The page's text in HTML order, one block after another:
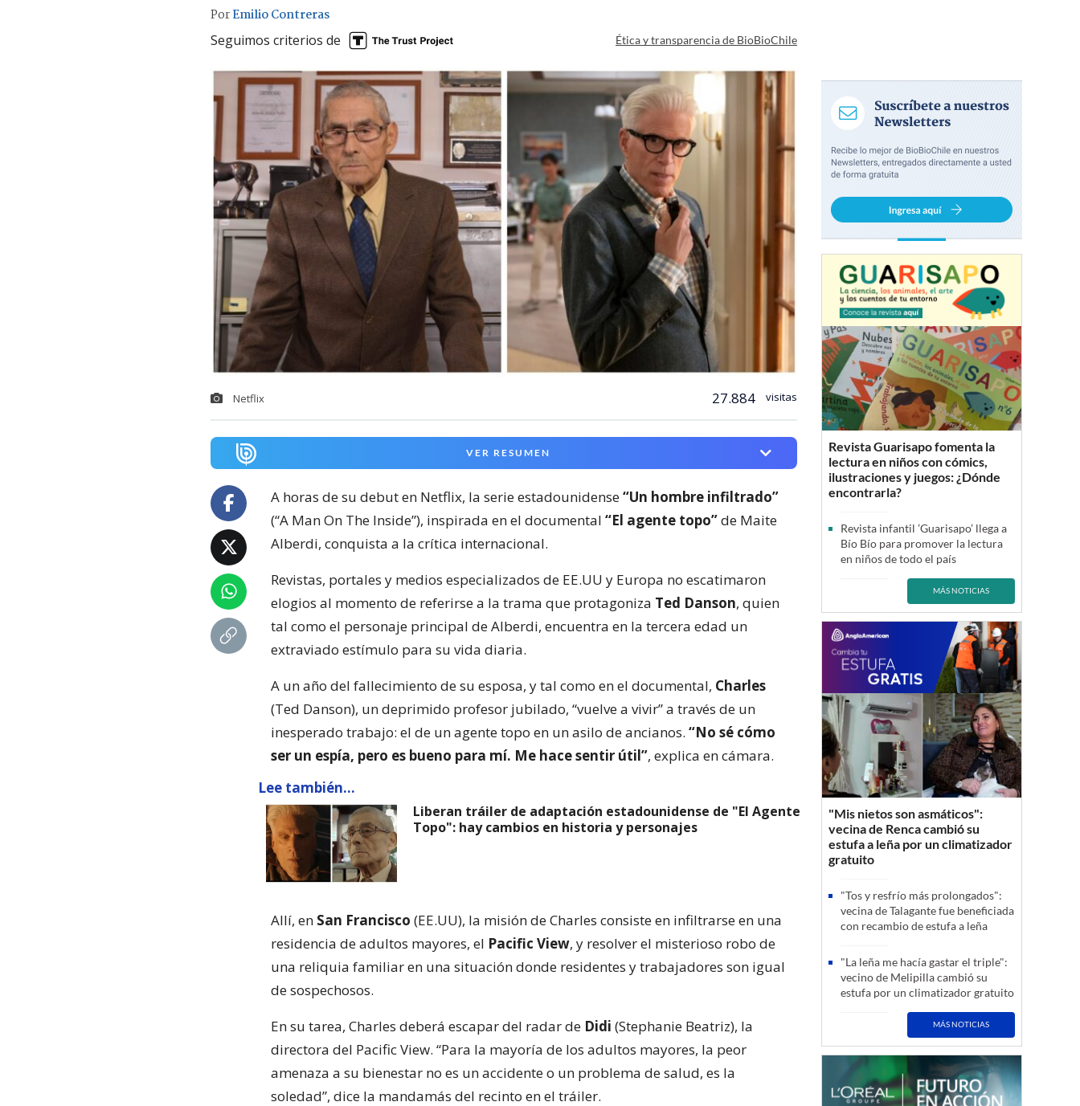
PorEmilio Contreras
Seguimos criterios de Ética y transparencia de BioBioChile
Netflix 27.884 visitas
VER RESUMEN
A horas de su debut en Netflix, la serie estadounidense“Un hombre infiltrado”
(“A Man On The Inside”), inspirada en el documental “El agente topo”de Maite
Alberdi, conquista a la crítica internacional.
Revistas, portales y medios especializados de EE.UU y Europa no escatimaron
elogios al momento de referirse a la trama que protagoniza Ted Danson, quien
tal como el personaje principal de Alberdi, encuentra en la tercera edad un
extraviado estímulo para su vida diaria.
A un año del fallecimiento de su esposa, y tal como en el documental, Charles
(Ted Danson), un deprimido profesor jubilado, “vuelve a vivir” a través de un
inesperado trabajo: el de un agente topo en un asilo de ancianos. “No sé cómo
ser un espía, pero es bueno para mí. Me hace sentir útil”, explica en cámara.
Lee también...
Liberan tráiler de adaptación estadounidense de "El Agente
Topo": hay cambios en historia y personajes
Allí, en San Francisco (EE.UU), la misión de Charles consiste en infiltrarse en una
residencia de adultos mayores, el Pacific View, y resolver el misterioso robo de
una reliquia familiar en una situación donde residentes y trabajadores son igual
de sospechosos.
En su tarea, Charles deberá escapar del radar de Didi (Stephanie Beatriz), la
directora del Pacific View. “Para la mayoría de los adultos mayores, la peor
amenaza a su bienestar no es un accidente o un problema de salud, es la
soledad”, dice la mandamás del recinto en el tráiler.
Revista Guarisapo fomenta la
lectura en niños con cómics,
ilustraciones y juegos: ¿Dónde
encontrarla?
Revista infantil ’Guarisapo’ llega a
Bío Bío para promover la lectura
en niños de todo el país
MÁS NOTICIAS
"Mis nietos son asmáticos":
vecina de Renca cambió su
estufa a leña por un climatizador
gratuito
"Tos y resfrío más prolongados":
vecina de Talagante fue beneficiada
con recambio de estufa a leña
"La leña me hacía gastar el triple":
vecino de Melipilla cambió su
estufa por un climatizador gratuito
MÁS NOTICIAS